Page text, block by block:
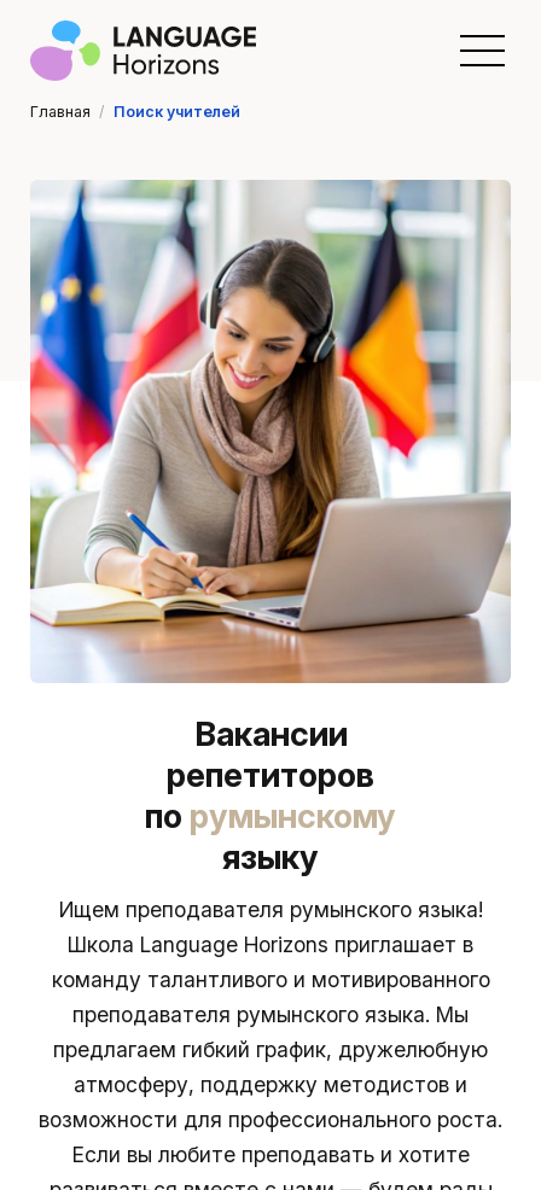
Главная / Поиск учителей
Вакансии
репетиторов
по румынскому
языку
Ищем преподавателя румынского языка!
Школа Language Horizons приглашает в
команду талантливого и мотивированного
преподавателя румынского языка. Мы
предлагаем гибкий график, дружелюбную
атмосферу, поддержку методистов и
возможности для профессионального роста.
Если вы любите преподавать и хотите